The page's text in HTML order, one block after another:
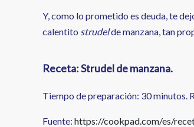
Y, como lo prometido es deuda, te
calentito strudelde manzana, tan
Receta: Strudel de manzana.
Tiempo de preparación: 30 minutos.
Fuente: https://cookpad.com/es/